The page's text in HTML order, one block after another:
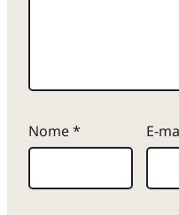
Nome* E-